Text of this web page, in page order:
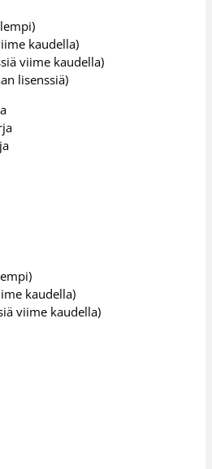
kaudella)
viime kaudella)
lisenssiä)
kaudella)
viime kaudella)